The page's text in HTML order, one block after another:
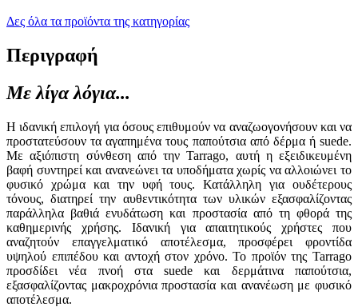
Δες όλα τα προϊόντα της κατηγορίας
Περιγραφή
Με λίγα λόγια...
Η ιδανική επιλογή για όσους επιθυμούν να αναζωογονήσουν και να
προστατεύσουν τα αγαπημένα τους παπούτσια από δέρμα ή suede.
Με αξιόπιστη σύνθεση από την Tarrago, αυτή η εξειδικευμένη
βαφή συντηρεί και ανανεώνει τα υποδήματα χωρίς να αλλοιώνει το
φυσικό χρώμα και την υφή τους. Κατάλληλη για ουδέτερους
τόνους, διατηρεί την αυθεντικότητα των υλικών εξασφαλίζοντας
παράλληλα βαθιά ενυδάτωση και προστασία από τη φθορά της
καθημερινής χρήσης. Ιδανική για απαιτητικούς χρήστες που
αναζητούν επαγγελματικό αποτέλεσμα, προσφέρει φροντίδα
υψηλού επιπέδου και αντοχή στον χρόνο. Το προϊόν της Tarrago
προσδίδει νέα πνοή στα suede και δερμάτινα παπούτσια,
εξασφαλίζοντας μακροχρόνια προστασία και ανανέωση με φυσικό
αποτέλεσμα.